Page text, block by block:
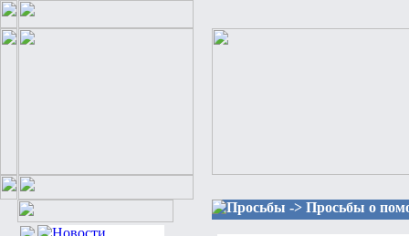
Просьбы -> Просьбы о